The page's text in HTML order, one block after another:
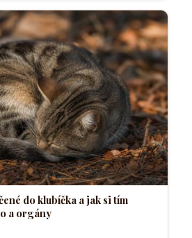
do klubíčka a jak si tím
a orgány